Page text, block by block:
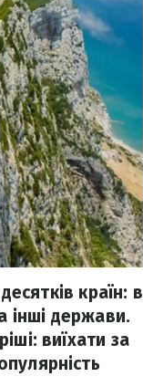
країн: в
інші держави.
виїхати за